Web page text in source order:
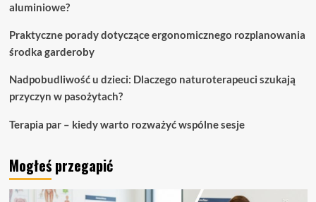
aluminiowe?
Praktyczne porady dotyczące ergonomicznego rozplanowania
środka garderoby
Nadpobudliwość u dzieci: Dlaczego naturoterapeuci szukają
przyczyn w pasożytach?
Terapia par – kiedy warto rozważyć wspólne sesje
Mogłeś przegapić